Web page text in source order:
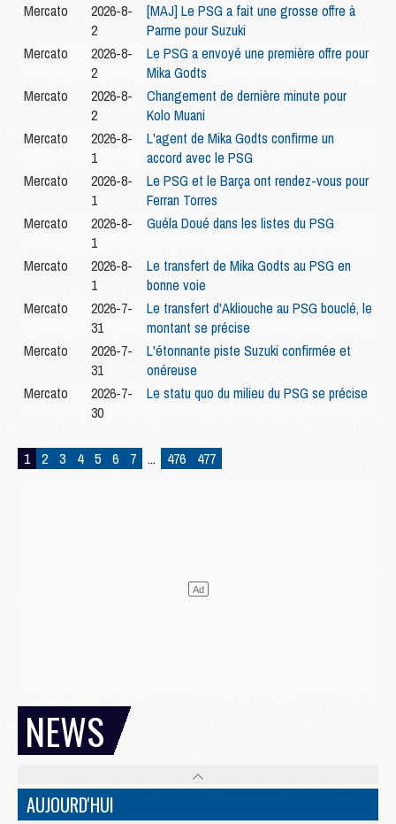
Mercato
2026-8-
2
[MAJ] Le PSG a fait une grosse offre à
Parme pour Suzuki
Mercato
2026-8-
2
Le PSG a envoyé une première offre pour
Mika Godts
Mercato
2026-8-
2
Changement de dernière minute pour
Kolo Muani
Mercato
2026-8-
1
L'agent de Mika Godts confirme un
accord avec le PSG
Mercato
2026-8-
1
Le PSG et le Barça ont rendez-vous pour
Ferran Torres
Mercato
2026-8-
1
Guéla Doué dans les listes du PSG
Mercato
2026-8-
1
Le transfert de Mika Godts au PSG en
bonne voie
Mercato
2026-7-
31
Le transfert d'Akliouche au PSG bouclé, le
montant se précise
Mercato
2026-7-
31
L'étonnante piste Suzuki confirmée et
onéreuse
Mercato
2026-7-
30
Le statu quo du milieu du PSG se précise
1 2 3 4 5 6 7 ... 476 477
NEWS
AUJOURD'HUI